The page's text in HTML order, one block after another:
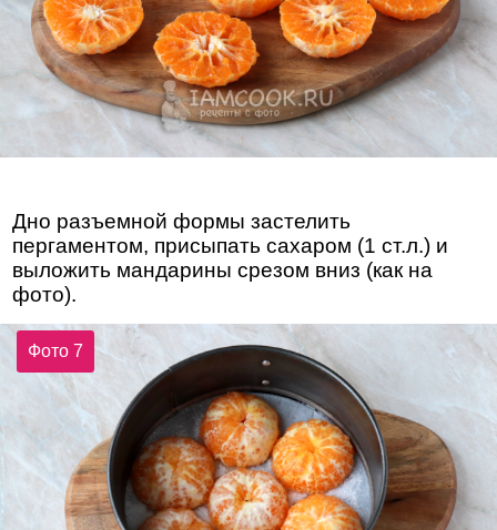
Дно разъемной формы застелить
пергаментом, присыпать сахаром (1 ст.л.) и
выложить мандарины срезом вниз (как на
фото).
Фото 7